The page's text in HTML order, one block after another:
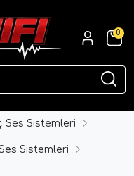
0
Ses Sistemleri
Sistemleri